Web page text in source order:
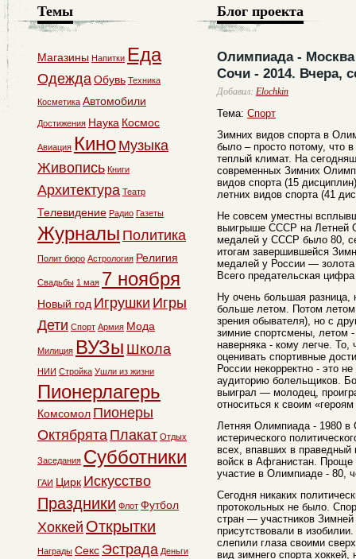
Блог проекта
Олимпиада -
Сочи - 2014. Вчера,
Добавил: Elochkin
Тема: Спорт
Зимних видов спорта в
было – просто потому, что
теплый климат. На
современных Зимних
видов спорта (15
летних видов спорта (41
Не совсем уместны
выигрыше СССР на Летней
медалей у СССР было 80,
итогам завершившейся
медалей у России —
Всего предательская
Ну очень большая разница,
больше летом. Потом летом
зрения обывателя), но с
зимние спортсмены, летом
наверняка - кому легче.
оценивать спортивные
России некорректно - это
аудиторию болельщиков.
выиграл — молодец,
относиться к своим
Летняя Олимпиада - 1980
истерического
всех, впавших в праведный
войск в Афганистан. Проще
участие в Олимпиаде - 80,
Сегодня никаких
протокольных не было.
стран — участников
присутствовали в
слепили глаза своими
вид зимнего спорта хоккей,
Темы
Магазины Напитки Еда
ОдеждаОбувь Техника
Косметика Автомобили
Достижения Наука Космос
Авиация Кино Музыка
Живопись Книги
Архитектура Театр
Телевидение Радио Газеты
Журналы Политика
Полит бюро Астрология Религия
Свадьбы 1 мая 7 ноября
Новый год Игрушки Игры
Дети Спорт Армия Мода
Милиция ВУЗы Школа
НИИ Стройка Ушли из жизни
Пионерлагерь
Комсомол Пионеры
Октябрята Плакат Отдых
Заседания Субботники
ГАИ Цирк Искусство
Праздники Флот Футбол
Хоккей Открытки
Награды Секс Эстрада Деньги